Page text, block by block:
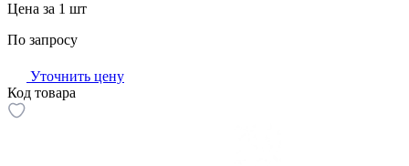
Цена за 1 шт
По запросу
Уточнить цену
Код товара